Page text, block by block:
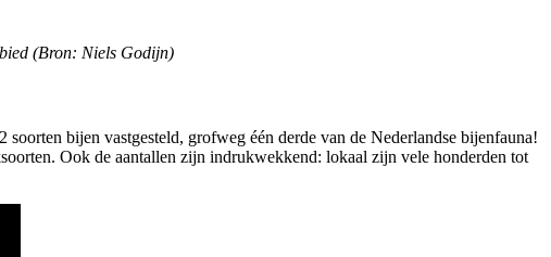
(Bron: Niels Godijn)
bijen vastgesteld, grofweg één derde van de Nederlandse bijenfauna!
Ook de aantallen zijn indrukwekkend: lokaal zijn vele honderden tot